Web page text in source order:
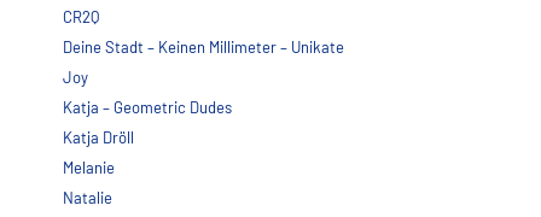
CR2Q
Deine Stadt – Keinen Millimeter – Unikate
Joy
Katja – Geometric Dudes
Katja Dröll
Melanie
Natalie